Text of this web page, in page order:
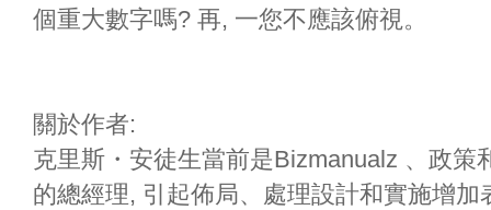
個重大數字嗎? 再, 一您不應該俯視。
關於作者:
克里斯・安徒生當前是Bizmanualz 、政策
的總經理, 引起佈局、處理設計和實施增加